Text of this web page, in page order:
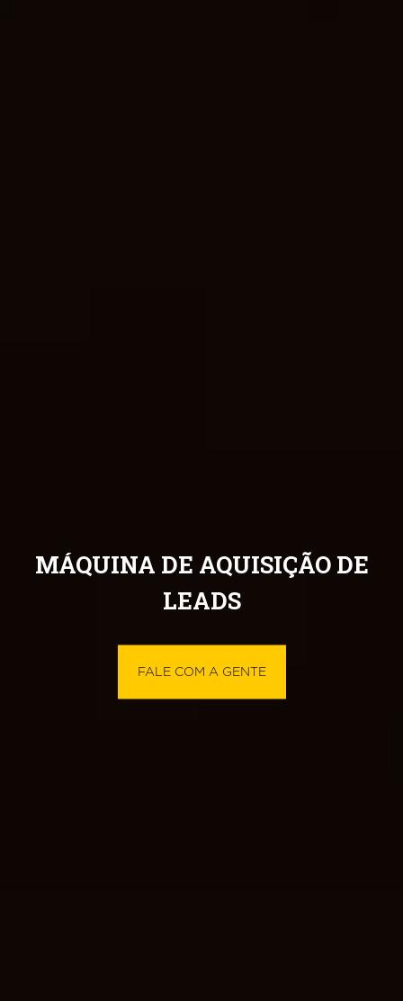
MÁQUINA DE AQUISIÇÃO DE
LEADS
FALE COM A GENTE